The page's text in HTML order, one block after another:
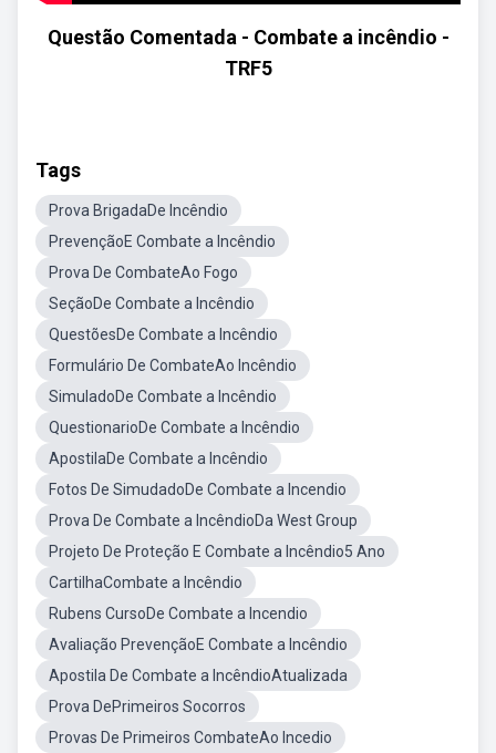
Questão Comentada - Combate a incêndio -
TRF5
Tags
Prova BrigadaDe Incêndio
PrevençãoE Combate a Incêndio
Prova De CombateAo Fogo
SeçãoDe Combate a Incêndio
QuestõesDe Combate a Incêndio
Formulário De CombateAo Incêndio
SimuladoDe Combate a Incêndio
QuestionarioDe Combate a Incêndio
ApostilaDe Combate a Incêndio
Fotos De SimudadoDe Combate a Incendio
Prova De Combate a IncêndioDa West Group
Projeto De Proteção E Combate a Incêndio5 Ano
CartilhaCombate a Incêndio
Rubens CursoDe Combate a Incendio
Avaliação PrevençãoE Combate a Incêndio
Apostila De Combate a IncêndioAtualizada
Prova DePrimeiros Socorros
Provas De Primeiros CombateAo Incedio